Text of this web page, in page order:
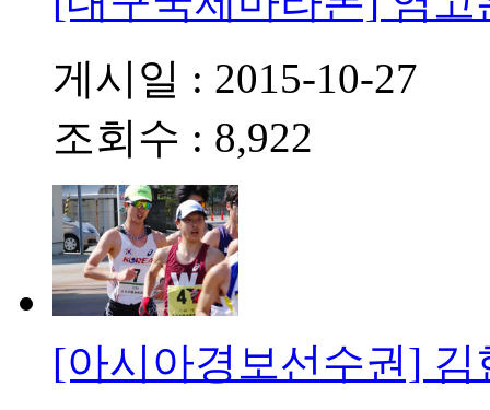
게시일 : 2015-10-27
조회수 : 8,922
[아시아경보선수권] 김